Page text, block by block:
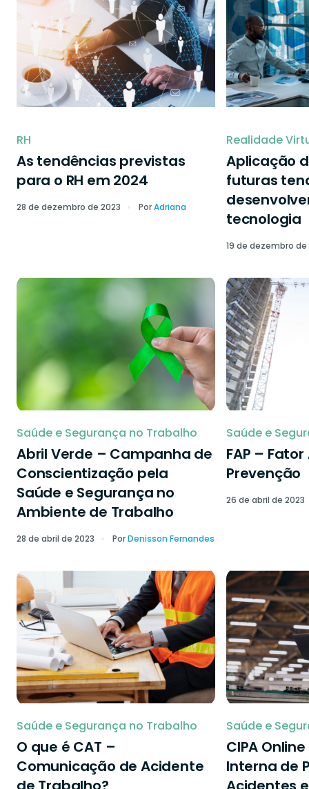
RH
As tendências previstas
para o RH em 2024
28 de dezembro de 2023 PorAdriana
Realidade
Aplicação
futuras
tecnologia
19 de dezembro de
Saúde e Segurança no Trabalho
Abril Verde – Campanha de
Conscientização pela
Saúde e Segurança no
Ambiente de Trabalho
28 de abril de 2023 PorDenisson Fernandes
Saúde e
FAP –
Prevenção
26 de abril de 2023
Saúde e Segurança no Trabalho
O que é CAT –
Comunicação de Acidente
Saúde e
CIPA
Interna de